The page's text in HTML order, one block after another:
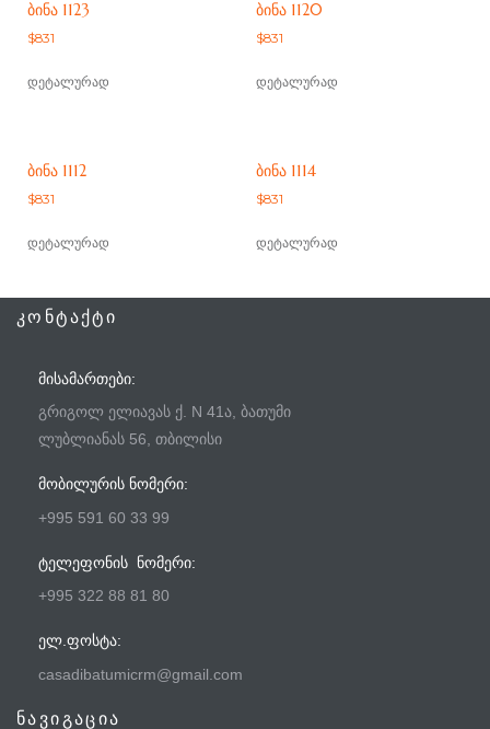
ᲑᲘᲜᲐ 1123
$831
დეტალურად
ᲑᲘᲜᲐ 1120
$831
დეტალურად
ᲑᲘᲜᲐ 1112
$831
დეტალურად
ᲑᲘᲜᲐ 1114
$831
დეტალურად
ᲙᲝᲜᲢᲐᲥᲢᲘ
ᲛᲘᲡᲐᲛᲐᲠᲗᲔᲑᲘ:
გრიგოლ ელიავას ქ. N 41ა, ბათუმი
ლუბლიანას 56, თბილისი
ᲛᲝᲑᲘᲚᲣᲠᲘᲡ ᲜᲝᲛᲔᲠᲘ:
+995 591 60 33 99
ᲢᲔᲚᲔᲤᲝᲜᲘᲡ ᲜᲝᲛᲔᲠᲘ:
+995 322 88 81 80
ᲔᲚ.ᲤᲝᲡᲢᲐ:
casadibatumicrm@gmail.com
ნავიგაცია